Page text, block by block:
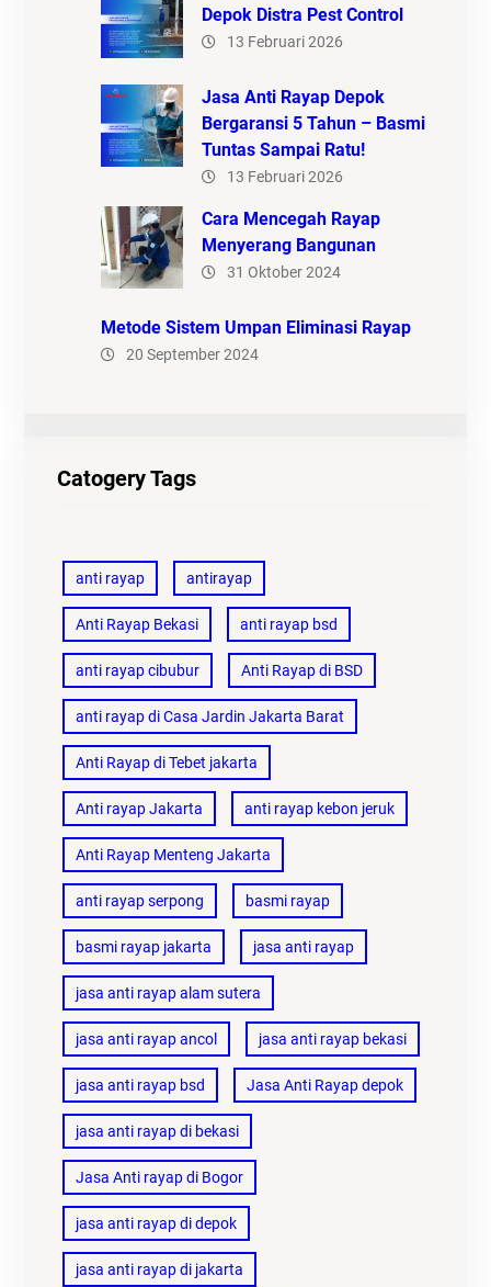
Depok Distra Pest Control
13 Februari 2026
Jasa Anti Rayap Depok
Bergaransi 5 Tahun – Basmi
Tuntas Sampai Ratu!
13 Februari 2026
Cara Mencegah Rayap
Menyerang Bangunan
31 Oktober 2024
Metode Sistem Umpan Eliminasi Rayap
20 September 2024
Catogery Tags
anti rayap antirayap
Anti Rayap Bekasi anti rayap bsd
anti rayap cibubur Anti Rayap di BSD
anti rayap di Casa Jardin Jakarta Barat
Anti Rayap di Tebet jakarta
Anti rayap Jakarta anti rayap kebon jeruk
Anti Rayap Menteng Jakarta
anti rayap serpong basmi rayap
basmi rayap jakarta jasa anti rayap
jasa anti rayap alam sutera
jasa anti rayap ancol jasa anti rayap bekasi
jasa anti rayap bsd Jasa Anti Rayap depok
jasa anti rayap di bekasi
Jasa Anti rayap di Bogor
jasa anti rayap di depok
jasa anti rayap di jakarta